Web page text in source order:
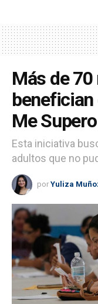
Más de
Me Supero
Esta iniciativa
adultos que no
por Yuliza